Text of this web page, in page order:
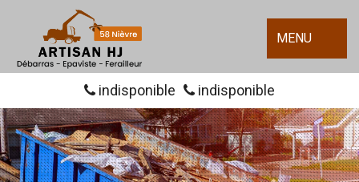
MENU
indisponible indisponible